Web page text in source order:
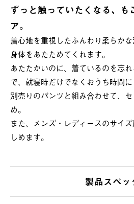
ずっと触っていたくなる、も
ア。
着心地を重視したふんわり柔らか
身体をあたためてくれます。
あたたかいのに、着ているのを忘
で、就寝時だけでなくおうち時間に
別売りのパンツと組み合わせて、
め。
また、メンズ・レディースのサイ
しめます。
製品スペッ